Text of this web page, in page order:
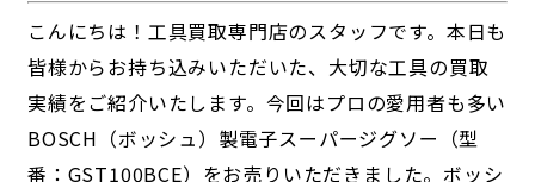
こんにちは！工具買取専門店のスタッフです。本日も
皆様からお持ち込みいただいた、大切な工具の買取
実績をご紹介いたします。今回はプロの愛用者も多い
BOSCH（ボッシュ）製電子スーパージグソー（型
番：GST100BCE）をお売りいただきました。ボッシ